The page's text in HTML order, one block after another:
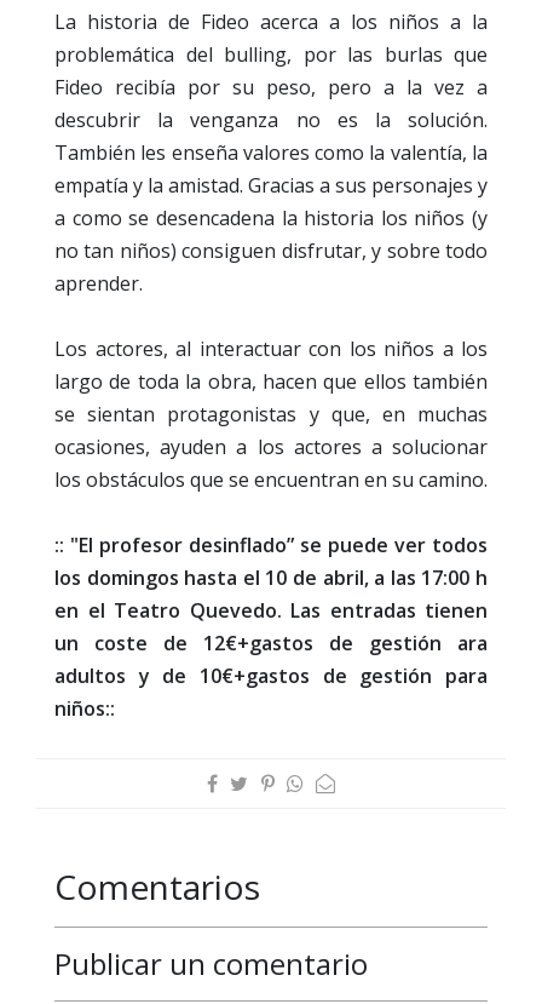
La historia de Fideo acerca a los niños a la
problemática del bulling, por las burlas que
Fideo recibía por su peso, pero a la vez a
descubrir la venganza no es la solución.
También les enseña valores como la valentía, la
empatía y la amistad. Gracias a sus personajes y
a como se desencadena la historia los niños (y
no tan niños) consiguen disfrutar, y sobre todo
aprender.
Los actores, al interactuar con los niños a los
largo de toda la obra, hacen que ellos también
se sientan protagonistas y que, en muchas
ocasiones, ayuden a los actores a solucionar
los obstáculos que se encuentran en su camino.
:: "El profesor desinflado” se puede ver todos
los domingos hasta el 10 de abril, a las 17:00 h
en el Teatro Quevedo. Las entradas tienen
un coste de 12€+gastos de gestión ara
adultos y de 10€+gastos de gestión para
niños::
Comentarios
Publicar un comentario